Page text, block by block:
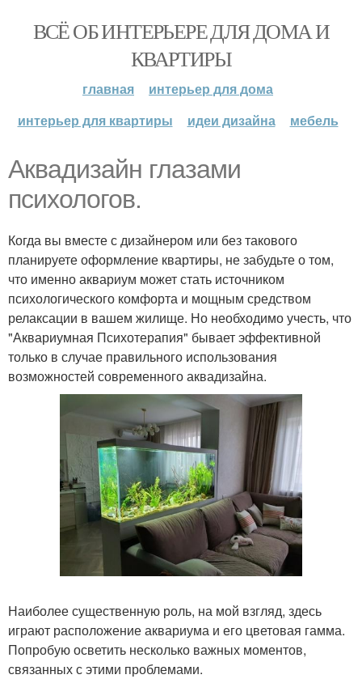
ВСЁ ОБ ИНТЕРЬЕРЕ ДЛЯ ДОМА И
КВАРТИРЫ
главная
интерьер для дома
интерьер для квартиры
идеи дизайна мебель
Аквадизайн глазами
психологов.
Когда вы вместе с дизайнером или без такового
планируете оформление квартиры, не забудьте о том,
что именно аквариум может стать источником
психологического комфорта и мощным средством
релаксации в вашем жилище. Но необходимо учесть, что
"Аквариумная Психотерапия" бывает эффективной
только в случае правильного использования
возможностей современного аквадизайна.
Наиболее существенную роль, на мой взгляд, здесь
играют расположение аквариума и его цветовая гамма.
Попробую осветить несколько важных моментов,
связанных с этими проблемами.